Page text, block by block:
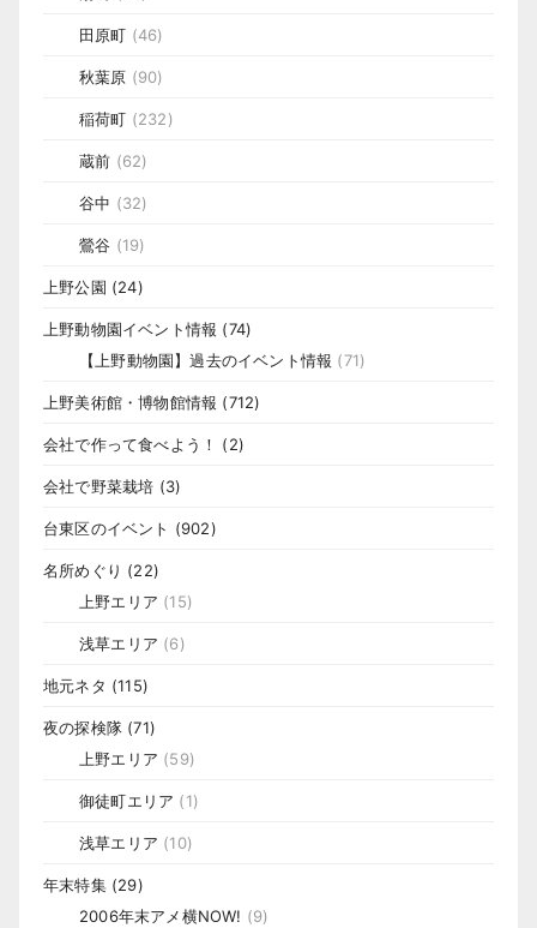
田原町 (46)
秋葉原 (90)
稲荷町 (232)
蔵前 (62)
谷中 (32)
鶯谷 (19)
上野公園 (24)
上野動物園イベント情報 (74)
【上野動物園】過去のイベント情報 (71)
上野美術館・博物館情報 (712)
会社で作って食べよう！ (2)
会社で野菜栽培 (3)
台東区のイベント (902)
名所めぐり (22)
上野エリア (15)
浅草エリア (6)
地元ネタ (115)
夜の探検隊 (71)
上野エリア (59)
御徒町エリア (1)
浅草エリア (10)
年末特集(29)
2006年末アメ横NOW! (9)